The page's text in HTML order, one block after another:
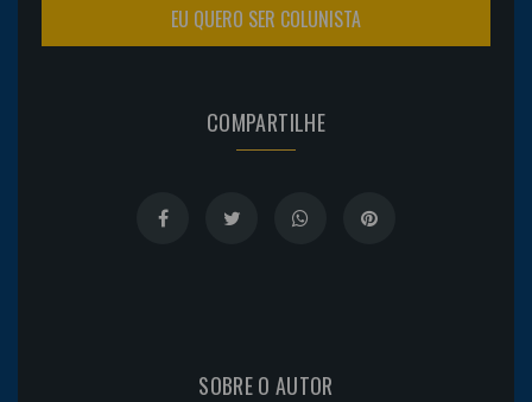
EU QUERO SER COLUNISTA
COMPARTILHE
SOBRE O AUTOR